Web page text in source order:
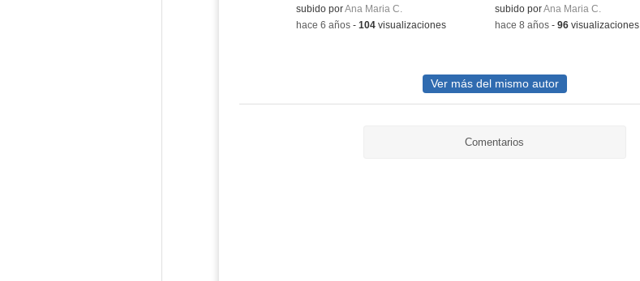
subido porAna Maria C.
-hace 6 años- 104visualizaciones
subido porAna Maria C.
-hace 8 años- 96visualizaciones
Ver más del mismo autor
Comentarios